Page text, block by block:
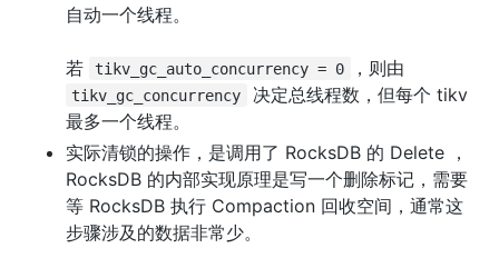
自动一个线程。
若 tikv_gc_auto_concurrency = 0
tikv_gc_concurrency
决定总线程数，但每个 tikv
最多一个线程。
实际清锁的操作，是调用了 RocksDB 的 Delete ，
RocksDB 的内部实现原理是写一个删除标记，需要
等 RocksDB 执行 Compaction 回收空间，通常这
步骤涉及的数据非常少。